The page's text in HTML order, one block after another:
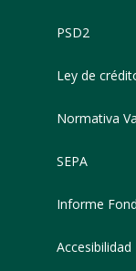
PSD2
Ley de
Normativa
SEPA
Informe
Accesibilidad